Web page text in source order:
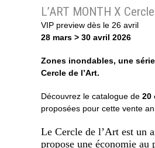
L’ART MONTH X
VIP preview dès le 26 avril
28 mars > 30 avril 2026
Zones inondables, une
Cercle de l’Art.
Découvrez le catalogue de 20
proposées pour cette vente
Le Cercle de l’Art est un
propose une économie au